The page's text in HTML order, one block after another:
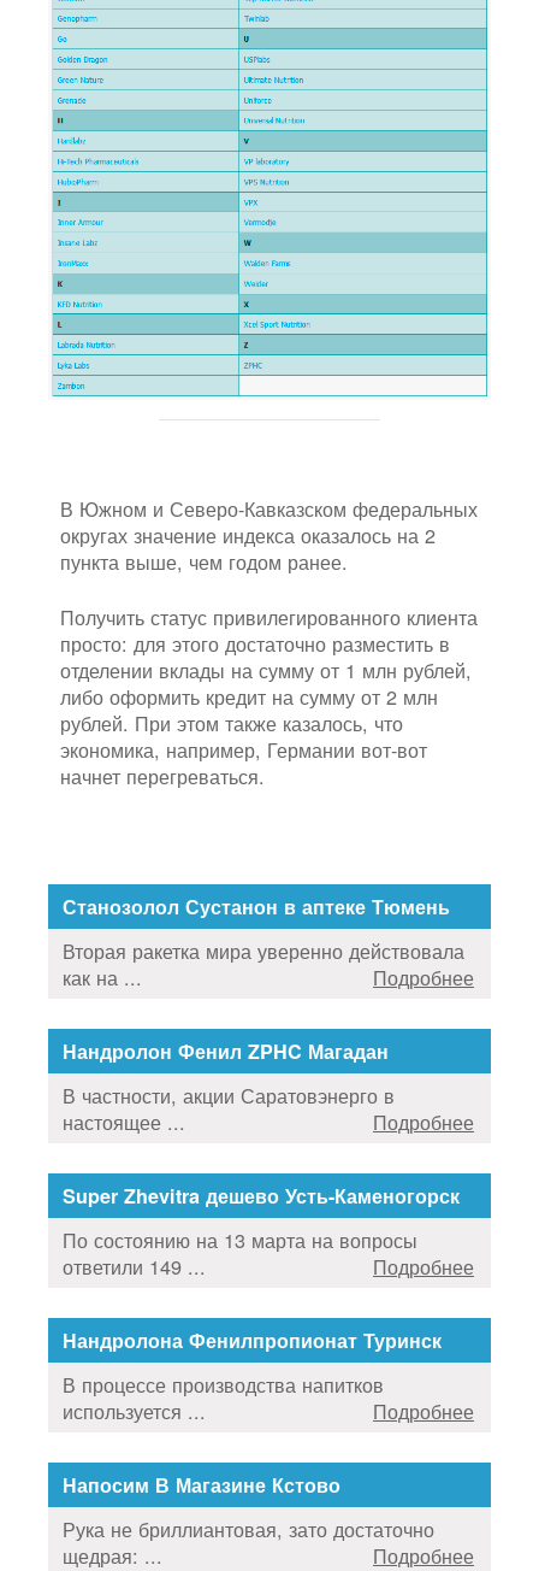
В Южном и Северо-Кавказском федеральных
округах значение индекса оказалось на 2
пункта выше, чем годом ранее.
Получить статус привилегированного клиента
просто: для этого достаточно разместить в
отделении вклады на сумму от 1 млн рублей,
либо оформить кредит на сумму от 2 млн
рублей. При этом также казалось, что
экономика, например, Германии вот-вот
начнет перегреваться.
Станозолол Сустанон в аптеке Тюмень
Вторая ракетка мира уверенно действовала
как на ...
Подробнее
Нандролон Фенил ZPHC Магадан
В частности, акции Саратовэнерго в
настоящее ...
Подробнее
Super Zhevitra дешево Усть-Каменогорск
По состоянию на 13 марта на вопросы
ответили 149 ...
Подробнее
Нандролона Фенилпропионат Туринск
В процессе производства напитков
используется ...
Подробнее
Напосим В Магазине Кстово
Рука не бриллиантовая, зато достаточно
щедрая: ...
Подробнее